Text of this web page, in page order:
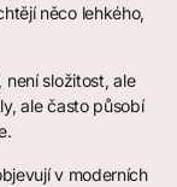
něco lehkého,
složitost, ale
ale často působí
v moderních